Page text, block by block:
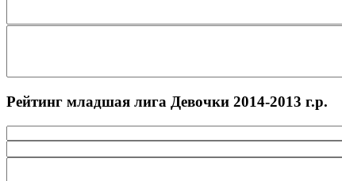
Рейтинг младшая лига Девочки 2014-2013 г.р.